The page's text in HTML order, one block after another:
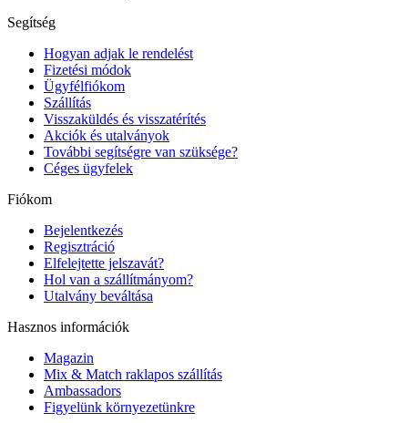
Segítség
Hogyan adjak le rendelést
Fizetési módok
Ügyfélfiókom
Szállítás
Visszaküldés és visszatérítés
Akciók és utalványok
További segítségre van szüksége?
Céges ügyfelek
Fiókom
Bejelentkezés
Regisztráció
Elfelejtette jelszavát?
Hol van a szállítmányom?
Utalvány beváltása
Hasznos információk
Magazin
Mix & Match raklapos szállítás
Ambassadors
Figyelünk környezetünkre